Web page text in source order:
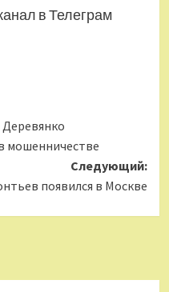
в Телеграм
мошенничестве
Следующий:
появился в Москве